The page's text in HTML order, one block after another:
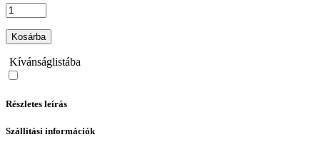
Kosárba
Kívánságlistába
Részletes leírás
Szállítási információk